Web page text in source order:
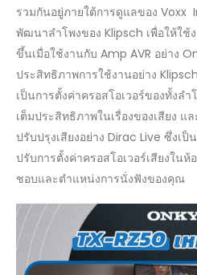
รวมกันอยู่ภายใต้การดูแลของ Voxx
พัฒนาลำโพงของ Klipsch เพื่อให้ใช้
ขึ้นเมื่อใช้งานกับ Amp AVR อย่าง
ประสิทธิภาพการใช้งานอย่าง
เป็นการตั้งค่าครอสโอเวอร์ของทั้งล
เต็มประสิทธิภาพในเรื่องของเสียง แ
ปรับปรุงเสียงอย่าง Dirac Live ซึ่งเ
ปรับการตั้งค่าครอสโอเวอร์เสียงใน
ชอบและตำแหน่งการนั่งฟังของคุณ